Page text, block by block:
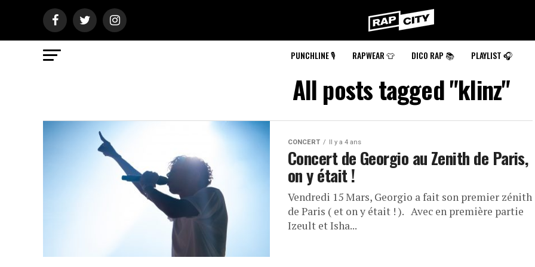
RapCity
PUNCHLINE 🎙️ RAPWEAR 👕 DICO RAP 📚 PLAYLIST 🎧
All posts tagged "klinz"
CONCERT Il y a 4 ans
Concert de Georgio au Zenith de Paris,
on y était !
Vendredi 15 Mars, Georgio a fait son premier zénith
de Paris ( et on y était ! ). Avec en première partie
Izeult et Isha...